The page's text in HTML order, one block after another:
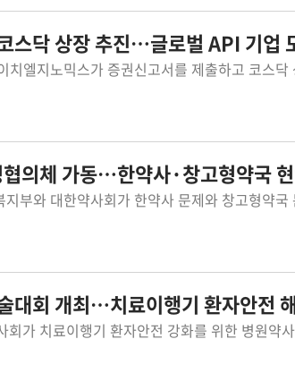
스닥 상장 추진…글로벌 API 기업 도
의체 가동…한약사·창고형약국
약사회가 한약사 문제와 창고형약국 문제 등 주요 약계 현안 해결을 위한 협의체를 본격 가동한다.보건
대회 개최…치료이행기 환자안전